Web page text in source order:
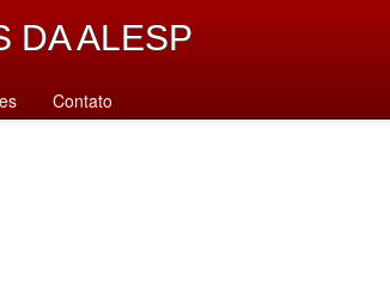
DA ALESP
Contato